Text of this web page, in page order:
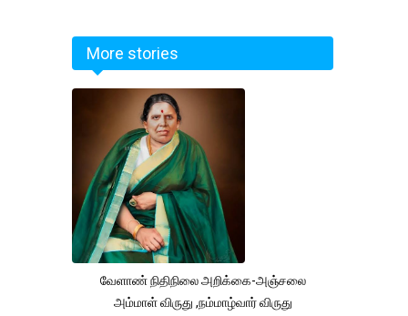
More stories
வேளாண் நிதிநிலை அறிக்கை-அஞ்சலை
அம்மாள் விருது ,நம்மாழ்வார் விருது